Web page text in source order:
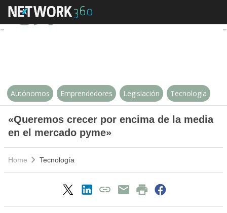
«Queremos crecer por encima
Autónomos Emprendedores Legislación Tecnología
«Queremos crecer por encima de la media
en el mercado pyme»
Home Tecnología